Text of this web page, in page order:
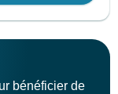
bénéficier de